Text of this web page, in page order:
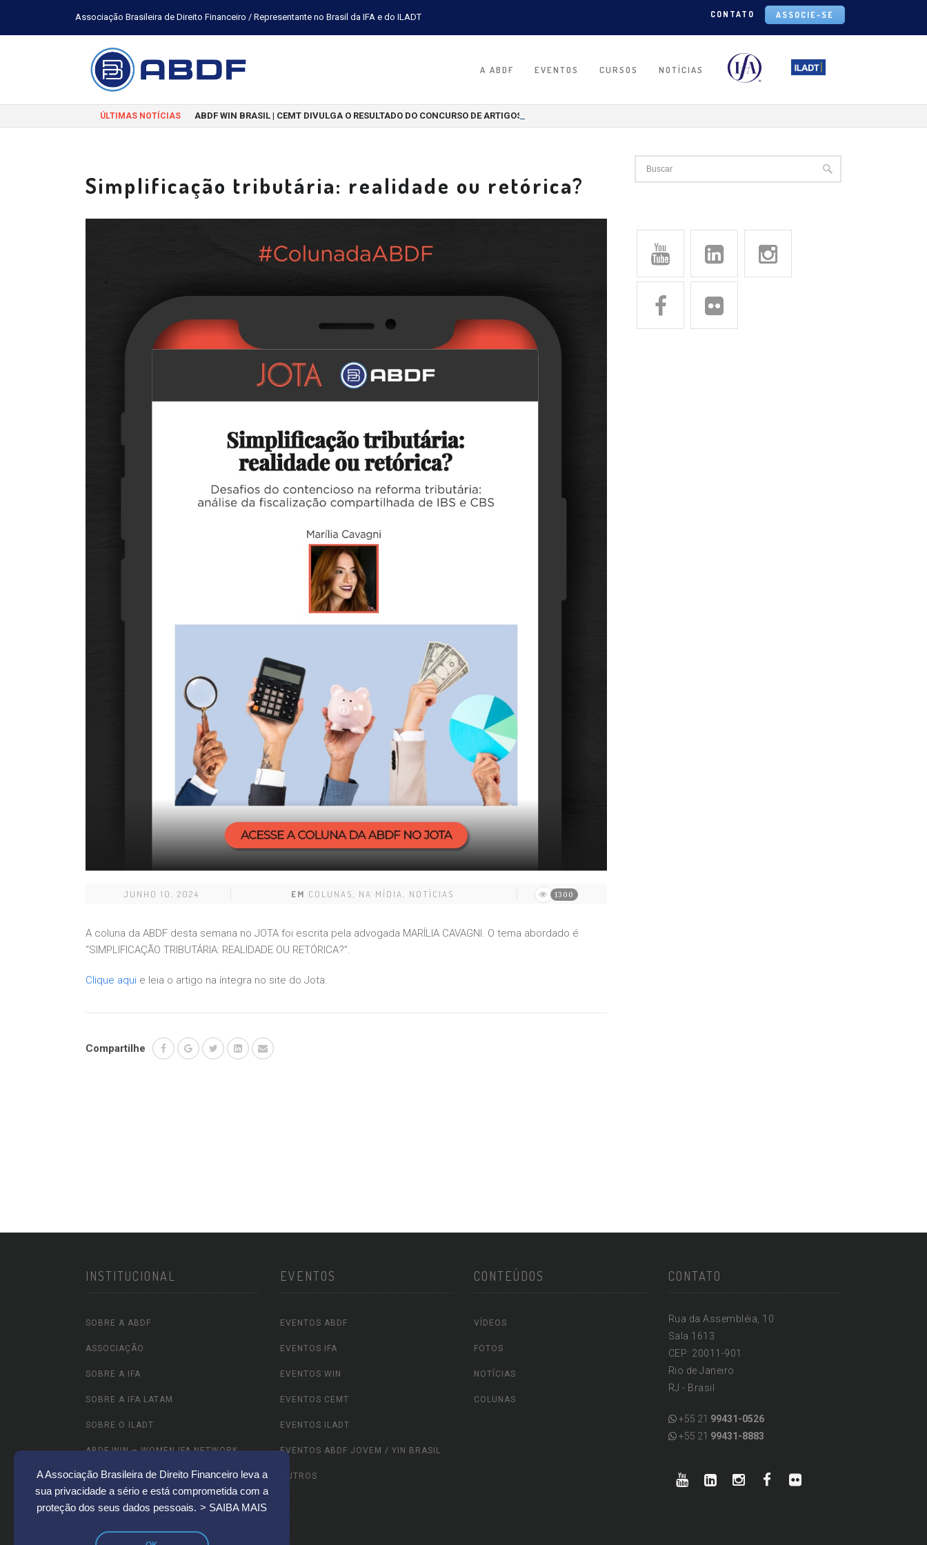
A Associação Brasileira de Direito Financeiro leva a
sua privacidade a sério e está comprometida com a
proteção dos seus dados pessoais. > SAIBA MAIS
Associação Brasileira de Direito Financeiro / Representante no Brasil da IFA e do ILADT CONTATO ASSOCIE-SE
A ABDF EVENTOS CURSOS NOTÍCIAS
ÚLTIMAS NOTÍCIAS ABDF WIN BRASIL | CEMT DIVULGA O RESULTADO DO CONCURSO DE ARTIGOS CIENTÍFICOS 2026
Simplificação tributária: realidade ou retórica?
JUNHO 10, 2024 EM COLUNAS NA MÍDIA NOTÍCIAS 1300
A coluna da ABDF desta semana no JOTA foi escrita pela advogada MARÍLIA CAVAGNI. O tema abordado é
“SIMPLIFICAÇÃO TRIBUTÁRIA: REALIDADE OU RETÓRICA?”.
Clique aqui e leia o artigo na íntegra no site do Jota.
Compartilhe
INSTITUCIONAL
SOBRE A ABDF
ASSOCIAÇÃO
SOBRE A IFA
SOBRE A IFA LATAM
SOBRE O ILADT
ABDF WIN – WOMEN IFA NETWORK
ABDF JOVEM
MULHER TRIBUTARISTA
EVENTOS
EVENTOS ABDF
EVENTOS IFA
EVENTOS WIN
EVENTOS CEMT
EVENTOS ILADT
EVENTOS ABDF JOVEM / YIN BRASIL
OUTROS
CONTEÚDOS
VÍDEOS
FOTOS
NOTÍCIAS
COLUNAS
CONTATO
Rua da Assembléia, 10
Sala 1613
CEP: 20011-901
Rio de Janeiro
RJ - Brasil
+55 21 99431-0526
+55 21 99431-8883